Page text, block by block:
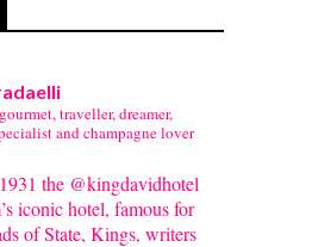
traveller, dreamer,
and champagne lover